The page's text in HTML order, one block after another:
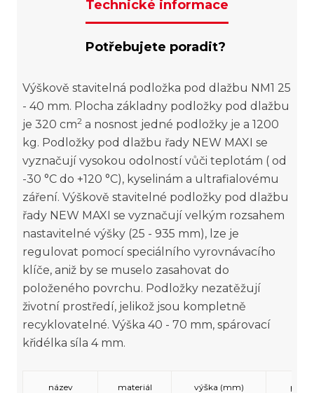
Technické informace
Potřebujete poradit?
Výškově stavitelná podložka pod dlažbu NM1 25
- 40 mm. Plocha základny podložky pod dlažbu
je 320 cm2 a nosnost jedné podložky je a 1200
kg. Podložky pod dlažbu řady NEW MAXI se
vyznačují vysokou odolností vůči teplotám ( od
-30 °C do +120 °C), kyselinám a ultrafialovému
záření. Výškově stavitelné podložky pod dlažbu
řady NEW MAXI se vyznačují velkým rozsahem
nastavitelné výšky (25 - 935 mm), lze je
regulovat pomocí speciálního vyrovnávacího
klíče, aniž by se muselo zasahovat do
položeného povrchu. Podložky nezatěžují
životní prostředí, jelikož jsou kompletně
recyklovatelné. Výška 40 - 70 mm, spárovací
křidélka síla 4 mm.
název materiál výška (mm)